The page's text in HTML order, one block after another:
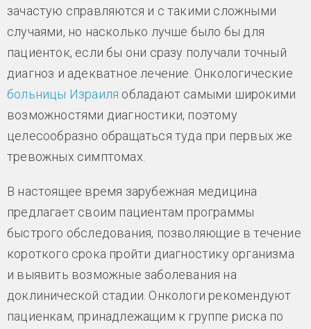
зачастую справляются и с такими сложными
случаями, но насколько лучше было бы для
пациенток, если бы они сразу получали точный
диагноз и адекватное лечение. Онкологические
больницы Израиля обладают самыми широкими
возможностями диагностики, поэтому
целесообразно обращаться туда при первых же
тревожных симптомах.
В настоящее время зарубежная медицина
предлагает своим пациентам программы
быстрого обследования, позволяющие в течение
короткого срока пройти диагностику организма
и выявить возможные заболевания на
доклинической стадии. Онкологи рекомендуют
пациенкам, принадлежащим к группе риска по